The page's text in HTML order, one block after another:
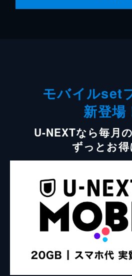
モバイルset
新登場
U-NEXTなら毎月
ずっとお得